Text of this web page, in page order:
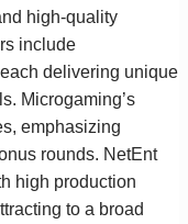
high-quality
include
delivering unique
Microgaming’s
emphasizing
rounds. NetEnt
high production
to a broad